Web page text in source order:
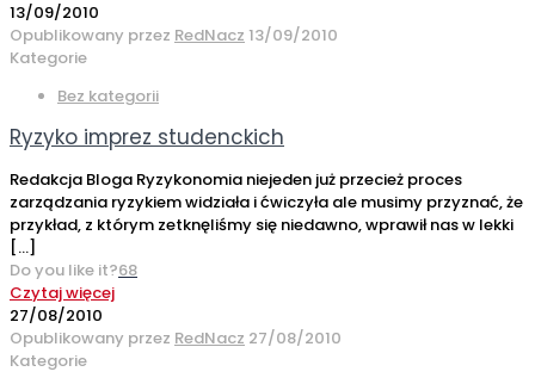
13/09/2010
Opublikowany przez RedNacz 13/09/2010
Kategorie
Bez kategorii
Ryzyko imprez studenckich
Redakcja Bloga Ryzykonomia niejeden już przecież proces
zarządzania ryzykiem widziała i ćwiczyła ale musimy przyznać, że
przykład, z którym zetknęliśmy się niedawno, wprawił nas w lekki
[…]
Do you like it?68
Czytaj więcej
27/08/2010
Opublikowany przez RedNacz 27/08/2010
Kategorie